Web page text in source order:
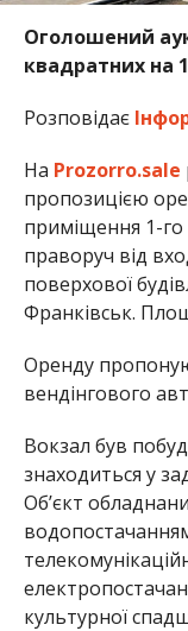
Оголошений
квадратних на
Розповідає
На Prozorro.sale
пропозицією
приміщення 1-го
праворуч від
поверхової
Франківськ.
Оренду
вендінгового
Вокзал був
знаходиться у
Об’єкт
культурної